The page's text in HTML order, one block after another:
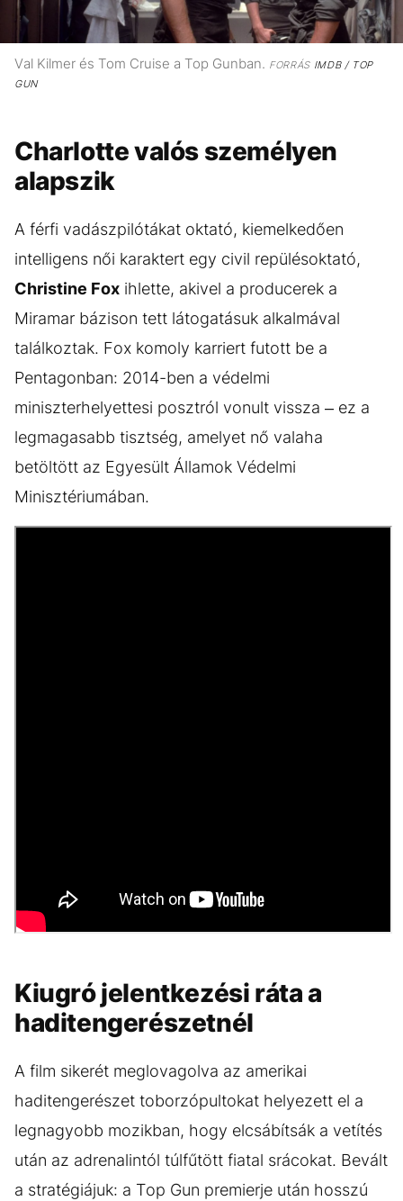
Val Kilmer és Tom Cruise a Top Gunban. FORRÁSIMDB / TOP
GUN
Charlotte valós személyen
alapszik
A férfi vadászpilótákat oktató, kiemelkedően
intelligens női karaktert egy civil repülésoktató,
Christine Fox ihlette, akivel a producerek a
Miramar bázison tett látogatásuk alkalmával
találkoztak. Fox komoly karriert futott be a
Pentagonban: 2014-ben a védelmi
miniszterhelyettesi posztról vonult vissza – ez a
legmagasabb tisztség, amelyet nő valaha
betöltött az Egyesült Államok Védelmi
Minisztériumában.
Kiugró jelentkezési ráta a
haditengerészetnél
A film sikerét meglovagolva az amerikai
haditengerészet toborzópultokat helyezett el a
legnagyobb mozikban, hogy elcsábítsák a vetítés
után az adrenalintól túlfűtött fiatal srácokat. Bevált
a stratégiájuk: a Top Gun premierje után hosszú